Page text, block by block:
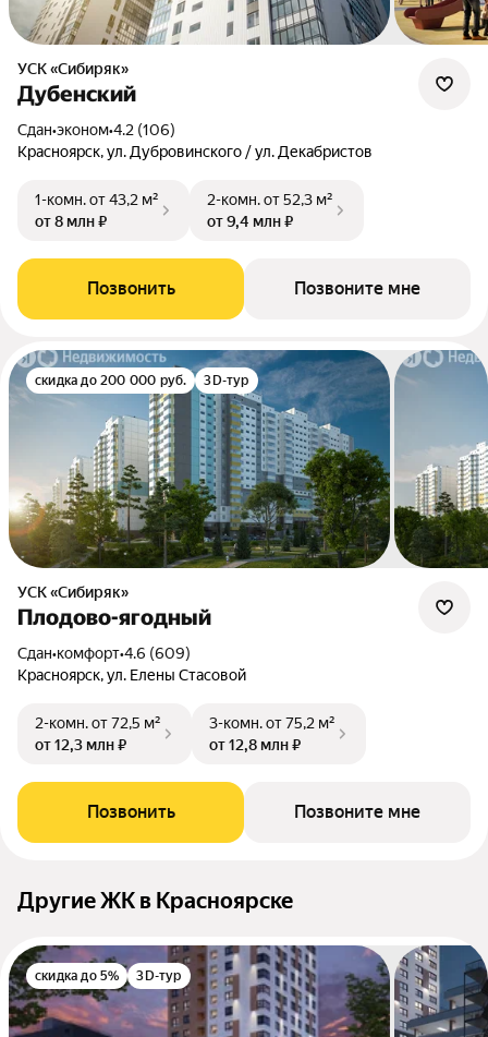
УСК «Сибиряк»
Дубенский
Сдан•эконом•4.2 (106)
Красноярск, ул. Дубровинского / ул. Декабристов
1-комн.от 43,2 м²
от 8 млн ₽
2-комн.от 52,3 м²
от 9,4 млн ₽
Позвонить Позвоните мне
скидка до 200 000 руб. 3D-тур
УСК «Сибиряк»
Плодово-ягодный
Сдан•комфорт•4.6 (609)
Красноярск, ул. Елены Стасовой
2-комн.от 72,5 м²
от 12,3 млн ₽
3-комн.от 75,2 м²
от 12,8 млн ₽
Позвонить Позвоните мне
Другие ЖК в Красноярске
скидка до 5% 3D-тур